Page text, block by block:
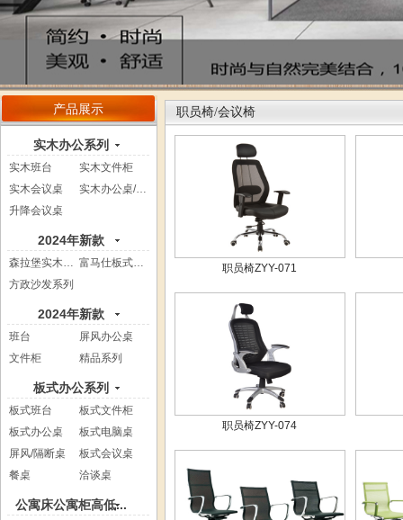
产品展示
实木办公系列
实木班台
实木文件柜
实木会议桌
实木办公桌/电...
升降会议桌
2024年新款
森拉堡实木系列
富马仕板式系列
方政沙发系列
2024年新款
班台
屏风办公桌
文件柜
精品系列
板式办公系列
板式班台
板式文件柜
板式办公桌
板式电脑桌
屏风/隔断桌
板式会议桌
餐桌
洽谈桌
公寓床公寓柜高低...
职员椅/会议椅
职员椅ZYY-071
职员椅ZYY-074